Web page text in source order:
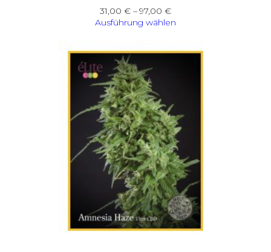
31,00 € –97,00 €Preisspanne:
31,00 €
Ausführung wählen